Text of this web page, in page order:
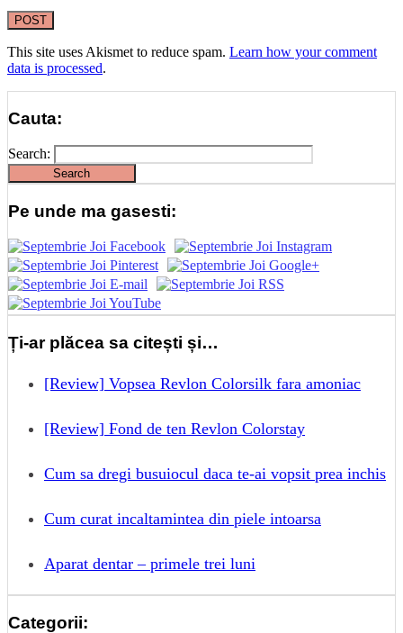
This site uses Akismet to reduce spam. Learn how your comment
data is processed.
Cauta:
Search:
Pe unde ma gasesti:
Ți-ar plăcea sa citești și…
[Review] Vopsea Revlon Colorsilk fara amoniac
[Review] Fond de ten Revlon Colorstay
Cum sa dregi busuiocul daca te-ai vopsit prea inchis
Cum curat incaltamintea din piele intoarsa
Aparat dentar – primele trei luni
Categorii: